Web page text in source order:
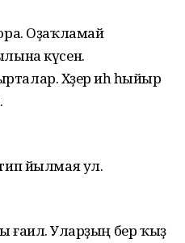
Оҙаҡламай
күсенә.
Хәҙер иһә һыйыр
йылмая ул.
ғаилә. Уларҙың бер ҡыҙ